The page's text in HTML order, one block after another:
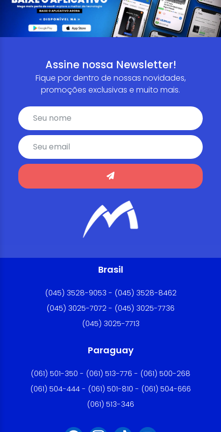
Assine nossa Newsletter!
Fique por dentro de nossas novidades,
promoções exclusivas e muito mais.
Brasil
(045) 3528-9053 - (045) 3528-8462
(045) 3025-7072 - (045) 3025-7736
(045) 3025-7713
Paraguay
(061) 501-350 - (061) 513-776 - (061) 500-268
(061) 504-444 - (061) 501-810 - (061) 504-666
(061) 513-346